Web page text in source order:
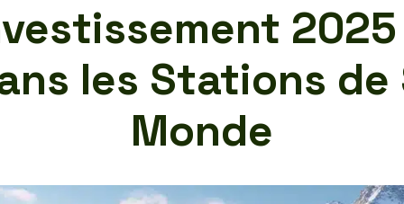
les Stations de
Monde